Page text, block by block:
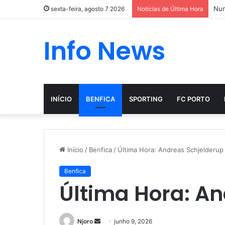
sexta-feira, agosto 7 2026 Notícias de Última Hora
Info News
INÍCIO BENFICA SPORTING FC PORTO
Início / Benfica / Última Hora: Andreas Schjelderup
Benfica
Última Hora:
Njoro
Mandejunho 9, 2026